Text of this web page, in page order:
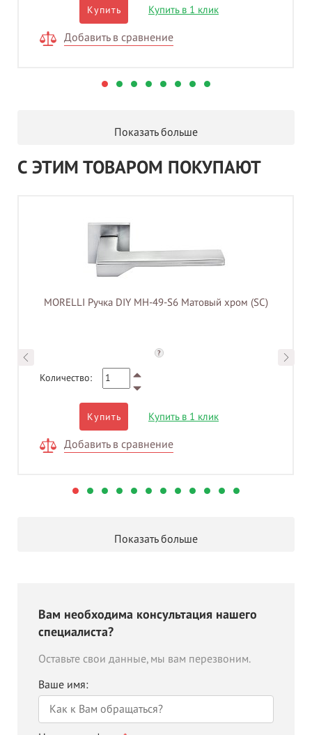
Купить Купить в 1 клик
Добавить в сравнение
Показать больше
С ЭТИМ ТОВАРОМ ПОКУПАЮТ
MORELLI Ручка DIY MH-49-S6 Матовый хром (SC)
?
Количество:
Купить Купить в 1 клик
Добавить в сравнение
Показать больше
Вам необходима консультация нашего
специалиста?
Оставьте свои данные, мы вам перезвоним.
Ваше имя: